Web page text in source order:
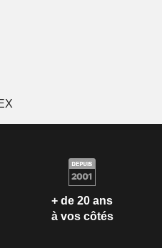
+ de 20 ans
à vos côtés